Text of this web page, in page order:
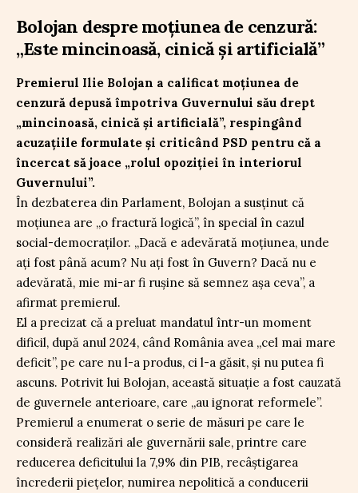
Bolojan despre moțiunea de cenzură:
„Este mincinoasă, cinică și artificială”
Premierul Ilie Bolojan a calificat moțiunea de
cenzură depusă împotriva Guvernului său drept
„mincinoasă, cinică și artificială”, respingând
acuzațiile formulate și criticând PSD pentru că a
încercat să joace „rolul opoziției în interiorul
Guvernului”.
În dezbaterea din Parlament, Bolojan a susținut că
moțiunea are „o fractură logică”, în special în cazul
social-democraților. „Dacă e adevărată moțiunea, unde
ați fost până acum? Nu ați fost în Guvern? Dacă nu e
adevărată, mie mi-ar fi rușine să semnez așa ceva”, a
afirmat premierul.
El a precizat că a preluat mandatul într-un moment
dificil, după anul 2024, când România avea „cel mai mare
deficit”, pe care nu l-a produs, ci l-a găsit, și nu putea fi
ascuns. Potrivit lui Bolojan, această situație a fost cauzată
de guvernele anterioare, care „au ignorat reformele”.
Premierul a enumerat o serie de măsuri pe care le
consideră realizări ale guvernării sale, printre care
reducerea deficitului la 7,9% din PIB, recâștigarea
încrederii piețelor, numirea nepolitică a conducerii